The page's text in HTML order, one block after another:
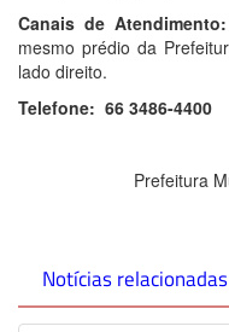
Canais de Atendimento:
mesmo prédio da
lado direito.
Telefone: 66 3486-4400
Prefeitura
Notícias relacionadas